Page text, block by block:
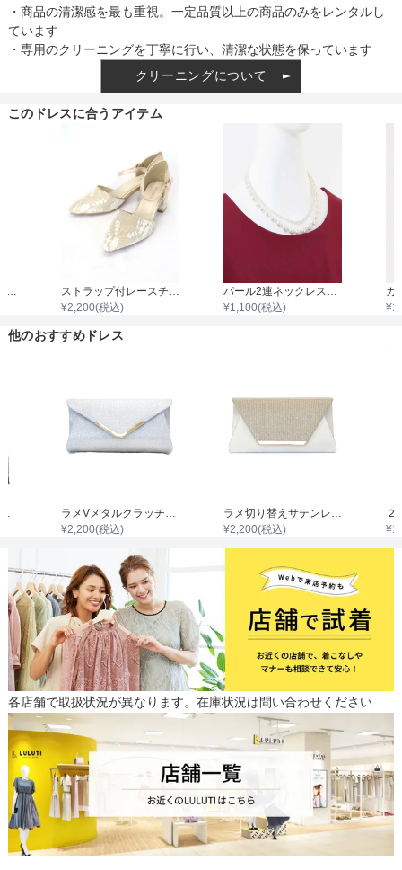
インナー
骨格タイプ
・商品の清潔感を最も重視。一定品質以上の商品のみをレンタルし
ています
・専用のクリーニングを丁寧に行い、清潔な状態を保っています
クリーニングについて
このドレスに合うアイテム
¥2,200(税込)
¥1,100(税込) ¥
他のおすすめドレス
¥2,200(税込)
¥2,200(税込) ¥
各店舗で取扱状況が異なります。在庫状況は問い合わせください